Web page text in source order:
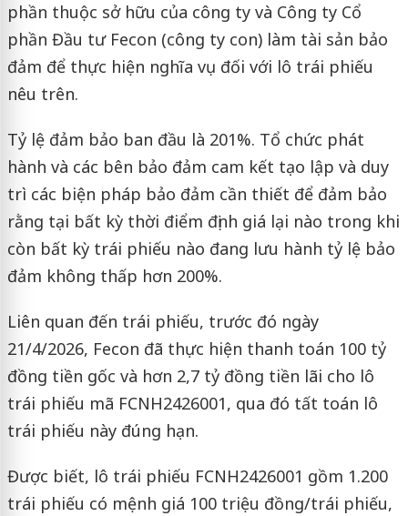
phần thuộc sở hữu của công ty và Công ty Cổ
phần Đầu tư Fecon (công ty con) làm tài sản bảo
đảm để thực hiện nghĩa vụ đối với lô trái phiếu
nêu trên.
Tỷ lệ đảm bảo ban đầu là 201%. Tổ chức phát
hành và các bên bảo đảm cam kết tạo lập và duy
trì các biện pháp bảo đảm cần thiết để đảm bảo
rằng tại bất kỳ thời điểm định giá lại nào trong khi
còn bất kỳ trái phiếu nào đang lưu hành tỷ lệ bảo
đảm không thấp hơn 200%.
Liên quan đến trái phiếu, trước đó ngày
21/4/2026, Fecon đã thực hiện thanh toán 100 tỷ
đồng tiền gốc và hơn 2,7 tỷ đồng tiền lãi cho lô
trái phiếu mã FCNH2426001, qua đó tất toán lô
trái phiếu này đúng hạn.
Được biết, lô trái phiếu FCNH2426001 gồm 1.200
trái phiếu có mệnh giá 100 triệu đồng/trái phiếu,